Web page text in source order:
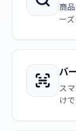
商
ー
バ
ス
け